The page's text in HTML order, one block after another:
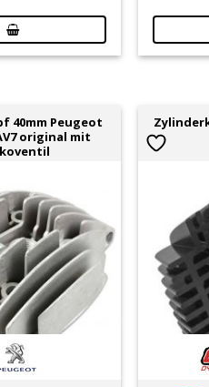
40mm Peugeot
original mit